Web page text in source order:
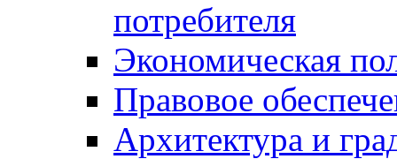
потребителя
Экономическая
Правовое
Архитектура и